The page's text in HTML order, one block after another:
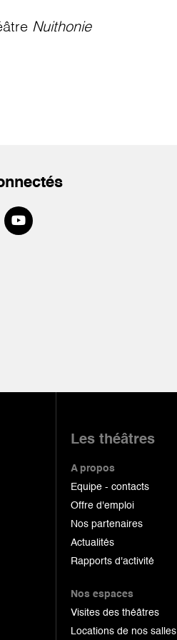
Nuithonie
Les théâtres
A propos
Equipe - contacts
Offre d'emploi
Nos partenaires
Actualités
Rapports d'activité
Nos espaces
Visites des théâtres
Locations de nos salles